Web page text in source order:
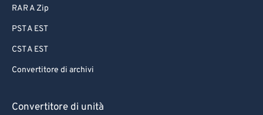
RAR A Zip
PST A EST
CST A EST
Convertitore di archivi
Convertitore di unità